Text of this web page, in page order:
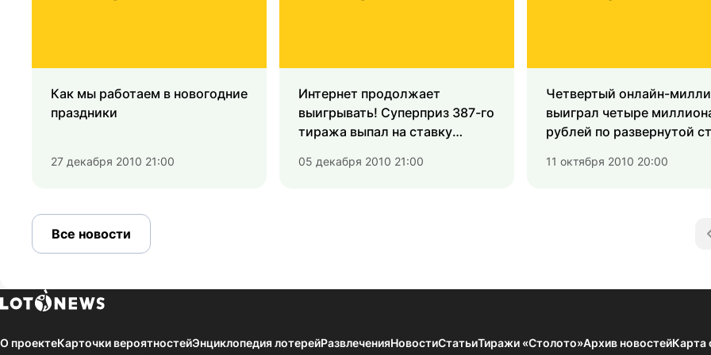
Как мы работаем в новогодние
праздники
27 декабря 2010 21:00
Интернет продолжает
выигрывать! Суперприз 387-го
тиража выпал на ставку
05 декабря 2010 21:00
Четвертый онлайн-
выиграл четыре
рублей по развернутой
11 октября 2010 20:00
Все новости
О проектеКарточки вероятностейЭнциклопедия лотерейРазвлеченияНовостиСтатьиТиражи «Столото»Архив новостейКарта